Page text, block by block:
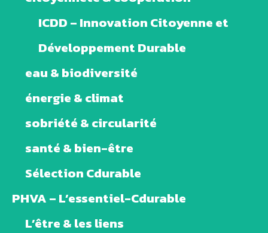
ICDD – Innovation Citoyenne et
Développement Durable
eau & biodiversité
énergie & climat
sobriété & circularité
santé & bien-être
Sélection Cdurable
PHVA – L’essentiel-Cdurable
L’être & les liens